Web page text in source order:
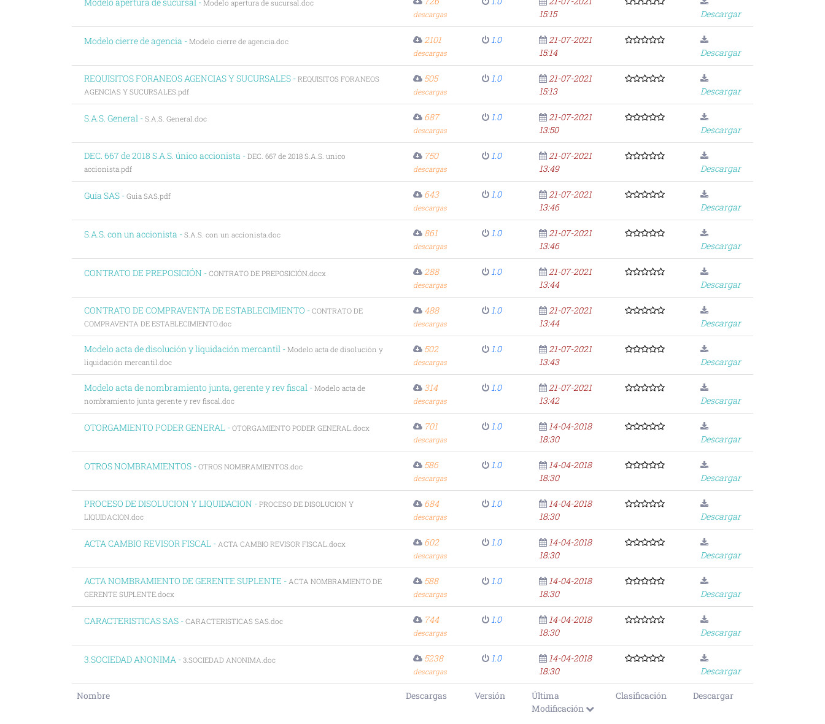
Nombre Descargas Versión
Última
Modificación
Clasificación Descargar
Modelo apertura de sucursal.doc
descargas
15:15
Descargar
Modelo cierre de agencia - Modelo cierre de agencia.doc 2101
descargas
1.0
21-07-2021
15:14
Descargar
REQUISITOS FORANEOS AGENCIAS Y SUCURSALES - REQUISITOS FORANEOS
AGENCIAS Y SUCURSALES.pdf
505
descargas
1.0
21-07-2021
15:13
Descargar
S.A.S. General - S.A.S. General.doc 687
descargas
1.0
21-07-2021
13:50
Descargar
DEC. 667 de 2018 S.A.S. único accionista - DEC. 667 de 2018 S.A.S. unico
accionista.pdf
750
descargas
1.0
21-07-2021
13:49
Descargar
Guía SAS - Guia SAS.pdf 643
descargas
1.0
21-07-2021
13:46
Descargar
S.A.S. con un accionista - S.A.S. con un accionista.doc 861
descargas
1.0
21-07-2021
13:46
Descargar
CONTRATO DE PREPOSICIÓN - CONTRATO DE PREPOSICIÓN.docx 288
descargas
1.0
21-07-2021
13:44
Descargar
CONTRATO DE COMPRAVENTA DE ESTABLECIMIENTO - CONTRATO DE
COMPRAVENTA DE ESTABLECIMIENTO.doc
488
descargas
1.0
21-07-2021
13:44
Descargar
Modelo acta de disolución y liquidación mercantil - Modelo acta de disolución y
liquidación mercantil.doc
502
descargas
1.0
21-07-2021
13:43
Descargar
Modelo acta de nombramiento junta, gerente y rev fiscal - Modelo acta de
nombramiento junta gerente y rev fiscal.doc
314
descargas
1.0
21-07-2021
13:42
Descargar
OTORGAMIENTO PODER GENERAL - OTORGAMIENTO PODER GENERAL.docx 701
descargas
1.0
14-04-2018
18:30
Descargar
OTROS NOMBRAMIENTOS - OTROS NOMBRAMIENTOS.doc 586
descargas
1.0
14-04-2018
18:30
Descargar
PROCESO DE DISOLUCION Y LIQUIDACION - PROCESO DE DISOLUCION Y
LIQUIDACION.doc
684
descargas
1.0
14-04-2018
18:30
Descargar
ACTA CAMBIO REVISOR FISCAL - ACTA CAMBIO REVISOR FISCAL.docx 602
descargas
1.0
14-04-2018
18:30
Descargar
ACTA NOMBRAMIENTO DE GERENTE SUPLENTE - ACTA NOMBRAMIENTO DE
GERENTE SUPLENTE.docx
588
descargas
1.0
14-04-2018
18:30
Descargar
CARACTERISTICAS SAS - CARACTERISTICAS SAS.doc 744
descargas
1.0
14-04-2018
18:30
Descargar
3.SOCIEDAD ANONIMA - 3.SOCIEDAD ANONIMA.doc 5238
descargas
1.0
14-04-2018
18:30
Descargar